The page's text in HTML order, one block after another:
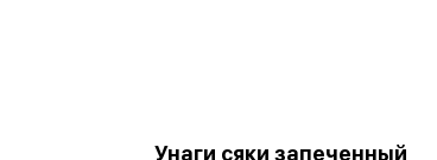
Унаги сяки запеченный